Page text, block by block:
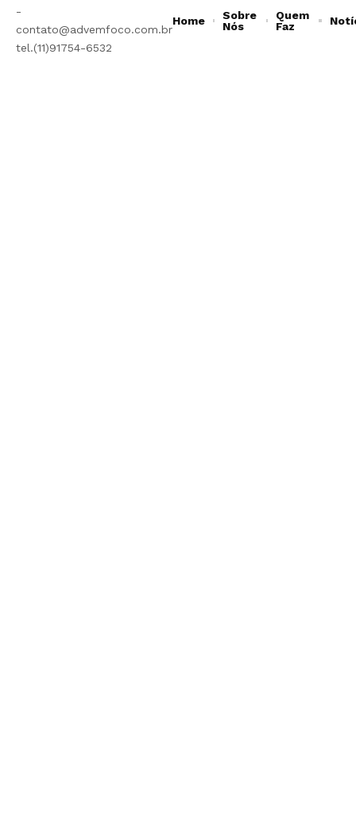
-
contato@advemfoco.com.br
tel.(11)91754-6532
Home
Sobre
Nós
Quem
Faz